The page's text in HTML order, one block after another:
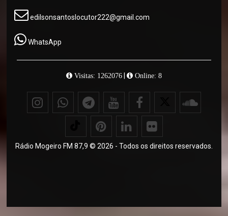
edilsonsantoslocutor222@gmail.com
WhatsApp
Visitas: 1262076| Online: 8
Rádio Mogeiro FM 87,9 © 2026 - Todos os direitos reservados.